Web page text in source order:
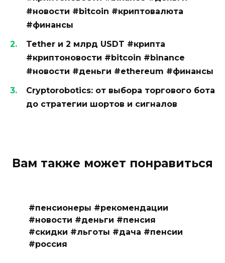
#новости #bitcoin #криптовалюта
#финансы
Tether и 2 млрд USDT #крипта
#криптоновости #bitcoin #binance
#новости #деньги #ethereum #финансы
Cryptorobotics: от выбора торгового бота
до стратегии шортов и сигналов
Вам также может понравиться
#пенсионеры #рекомендации
#новости #деньги #пенсия
#скидки #льготы #дача #пенсии
#россия